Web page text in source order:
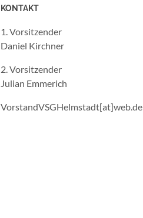
KONTAKT
1. Vorsitzender
Daniel Kirchner
2. Vorsitzender
Julian Emmerich
VorstandVSGHelmstadt[at]web.de